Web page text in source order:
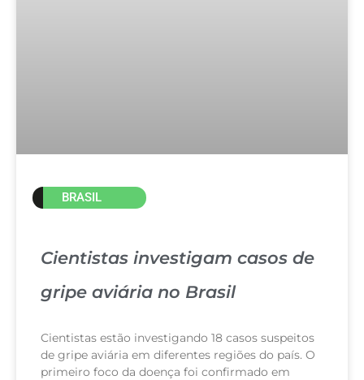
BRASIL
Cientistas investigam casos de
gripe aviária no Brasil
Cientistas estão investigando 18 casos suspeitos
de gripe aviária em diferentes regiões do país. O
primeiro foco da doença foi confirmado em